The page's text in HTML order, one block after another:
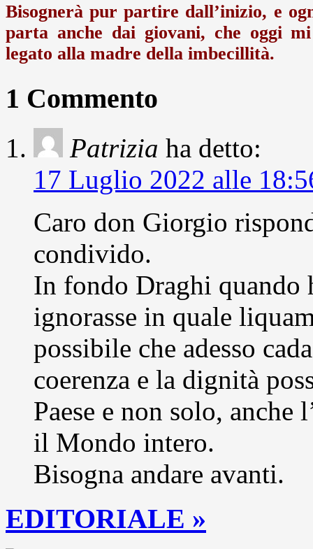
Bisognerà pur partire dall’inizio, e
parta anche dai giovani, che oggi
legato alla madre della imbecillità.
1 Commento
Patrizia ha detto:
17 Luglio 2022 alle
Caro don Giorgio
condivido.
In fondo Draghi quando
ignorasse in quale
possibile che adesso
coerenza e la dignità
Paese e non solo, anche
il Mondo intero.
Bisogna andare avanti.
EDITORIALE »